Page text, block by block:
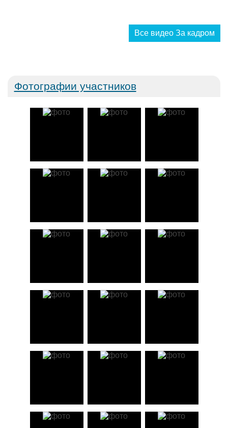
Все видео За кадром
Фотографии участников